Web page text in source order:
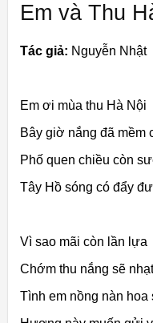
Em và Thu
Tác giả: Nguyễn Nhật
Em ơi mùa thu Hà Nội
Bây giờ nắng đã mềm
Phố quen chiều còn
Tây Hồ sóng có đẩy
Vì sao mãi còn lần lựa
Chớm thu nắng sẽ
Tình em nồng nàn hoa